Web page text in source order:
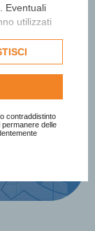
Eventuali
utilizzati
utilizzati
Per ulteriori
raccolti,
contraddistinto
delle